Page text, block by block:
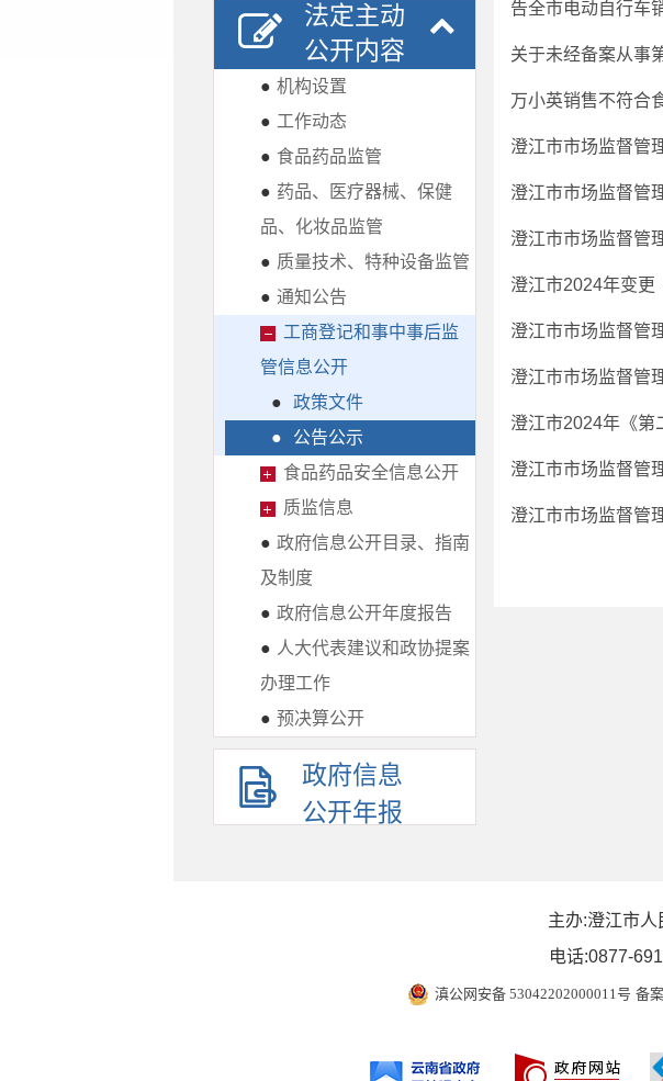
法定主动
公开内容
● 机构设置
● 工作动态
● 食品药品监管
● 药品、医疗器械、保健
品、化妆品监管
● 质量技术、特种设备监管
● 通知公告
工商登记和事中事后监
管信息公开
●
政策文件
●
公告公示
食品药品安全信息公开
质监信息
● 政府信息公开目录、指南
及制度
● 政府信息公开年度报告
● 人大代表建议和政协提案
办理工作
● 预决算公开
政府信息
公开年报
告全市电动自行车
关于未经备案从事
万小英销售不符合
澄江市市场监督管
澄江市市场监督管
澄江市市场监督管
澄江市2024年变更
澄江市市场监督管
澄江市市场监督管
澄江市2024年《第
澄江市市场监督管
澄江市市场监督管
主办:澄江市人
电话:0877-
滇公网安备 53042202000011号 备